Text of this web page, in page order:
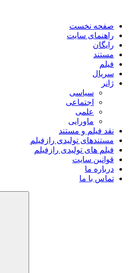
صفحه نخست
راهنمای سایت
رایگان
مستند
فیلم
سریال
ژانر
سیاسی
اجتماعی
علمی
ماورایی
نقد فیلم و مستند
مستندهای تولیدی رازفیلم
فیلم های تولیدی رازفیلم
قوانین سایت
درباره ما
تماس با ما